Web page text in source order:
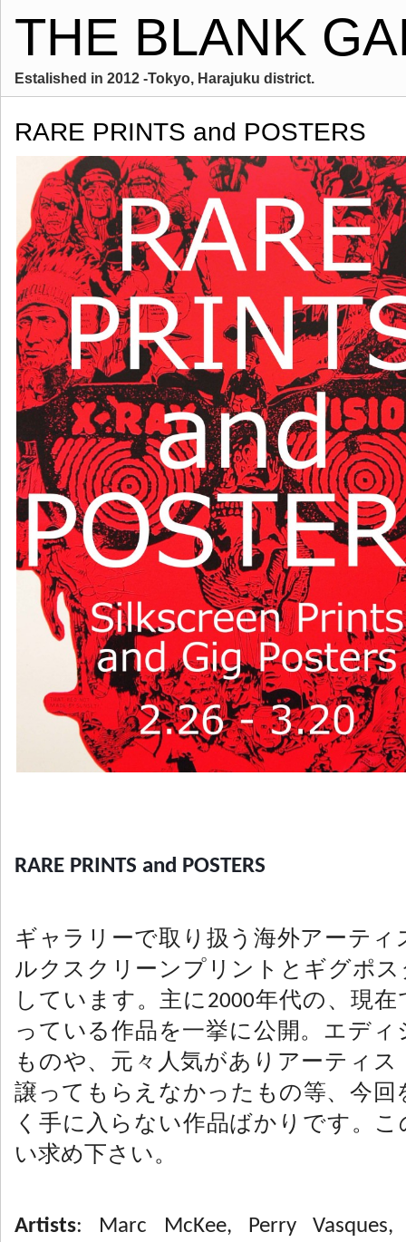
THE BLANK
Estalished in 2012 -Tokyo, Harajuku district.
RARE PRINTS and POSTERS
RARE PRINTS and POSTERS
ギャラリーで取り扱う海外アーティ
ルクスクリーンプリントとギグポス
しています。主に2000年代の、現
っている作品を一挙に公開。エデ
ものや、元々人気がありアーティ
譲ってもらえなかったもの等、今回
く手に入らない作品ばかりです。
い求め下さい。
Artists: Marc McKee, Perry